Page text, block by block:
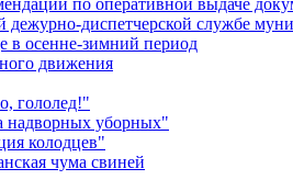
по оперативной выдаче
диспетчерской службе
в осенне-зимний период
движения
гололед!"
надворных уборных"
колодцев"
чума свиней